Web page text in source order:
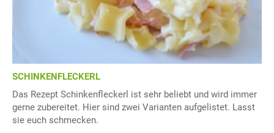
SCHINKENFLECKERL
Das Rezept Schinkenfleckerl ist sehr beliebt und wird immer
gerne zubereitet. Hier sind zwei Varianten aufgelistet. Lasst
sie euch schmecken.